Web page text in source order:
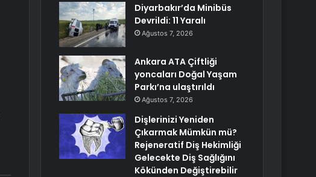
Diyarbakır’da Minibüs
Devrildi: 11 Yaralı
Ağustos 7, 2026
Ankara ATA Çiftliği
yoncaları Doğal Yaşam
Parkı’na ulaştırıldı
Ağustos 7, 2026
Dişlerinizi Yeniden
Çıkarmak Mümkün mü?
Rejeneratif Diş Hekimliği
Gelecekte Diş Sağlığını
Kökünden Değiştirebilir